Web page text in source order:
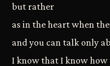
but rather
as in the heart when
and you can talk only
I know that I know